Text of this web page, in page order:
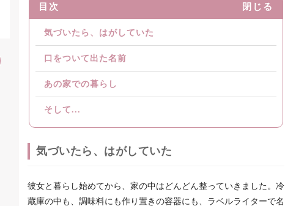
目次 閉じる
気づいたら、はがしていた
口をついて出た名前
あの家での暮らし
そして...
気づいたら、はがしていた
彼女と暮らし始めてから、家の中はどんどん整っていきました。冷
蔵庫の中も、調味料にも作り置きの容器にも、ラベルライターで名